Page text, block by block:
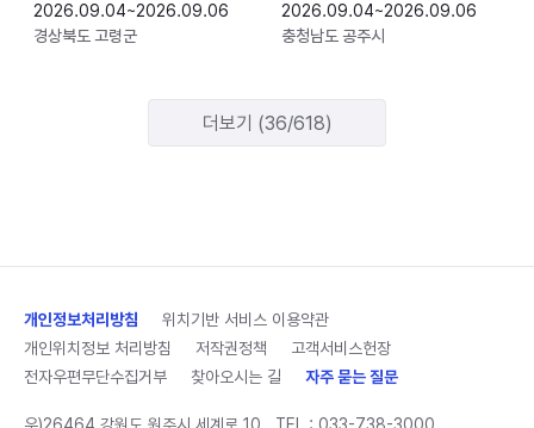
2026.09.04~2026.09.06
경상북도 고령군
2026.09.04~2026.09.06
충청남도 공주시
더보기 (36/618)
개인정보처리방침
위치기반 서비스 이용약관
개인위치정보 처리방침
저작권정책
고객서비스헌장
전자우편무단수집거부
찾아오시는 길 자주 묻는 질문